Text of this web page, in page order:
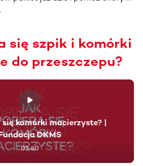
się szpik i komórki
do przeszczepu?
komórki macierzyste? |
DKMS
01:40